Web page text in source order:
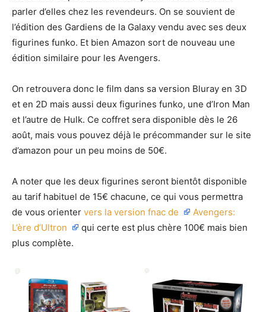
parler d’elles chez les revendeurs. On se souvient de
l’édition des Gardiens de la Galaxy vendu avec ses deux
figurines funko. Et bien Amazon sort de nouveau une
édition similaire pour les Avengers.
On retrouvera donc le film dans sa version Bluray en 3D
et en 2D mais aussi deux figurines funko, une d’Iron Man
et l’autre de Hulk. Ce coffret sera disponible dès le 26
août, mais vous pouvez déjà le précommander sur le site
d’amazon pour un peu moins de 50€.
A noter que les deux figurines seront bientôt disponible
au tarif habituel de 15€ chacune, ce qui vous permettra
de vous orienter vers la version fnac de
Avengers:
L’ère d’Ultron
qui certe est plus chère 100€ mais bien
plus complète.